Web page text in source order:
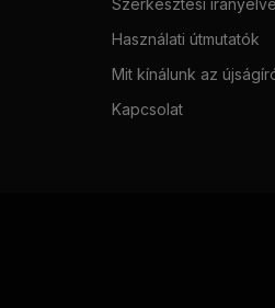
Szerkesztési
Használati útmutatók
Mit kínálunk az
Kapcsolat